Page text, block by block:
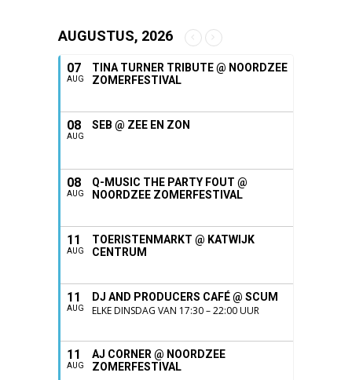
AUGUSTUS, 2026
07
AUG
TINA TURNER TRIBUTE @ NOORDZEE
ZOMERFESTIVAL
08
AUG
SEB @ ZEE EN ZON
08
AUG
Q-MUSIC THE PARTY FOUT @
NOORDZEE ZOMERFESTIVAL
11
AUG
TOERISTENMARKT @ KATWIJK
CENTRUM
11
AUG
DJ AND PRODUCERS CAFÉ @ SCUM
ELKE DINSDAG VAN 17:30 – 22:00 UUR
11
AUG
AJ CORNER @ NOORDZEE
ZOMERFESTIVAL